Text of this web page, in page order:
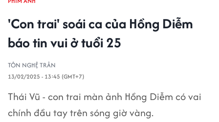
'Con trai' soái ca của Hồng Diễm
báo tin vui ở tuổi 25
TÔN NGHỆ TRÂN
13/02/2025 - 13:45 (GMT+7)
Thái Vũ - con trai màn ảnh Hồng Diễm có vai
chính đầu tay trên sóng giờ vàng.